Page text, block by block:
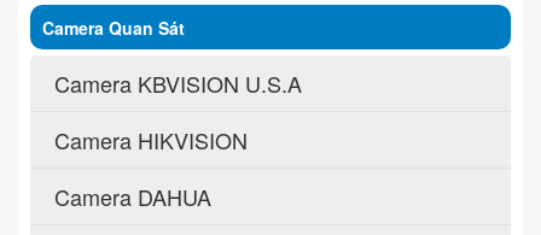
Camera Quan Sát
Camera KBVISION U.S.A
Camera HIKVISION
Camera DAHUA